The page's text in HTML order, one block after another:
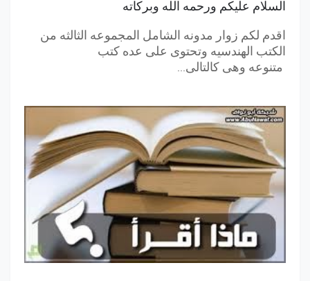
السلام عليكم ورحمه الله وبركاته
اقدم لكم زوار مدونه الشامل المجموعه الثالثه من
الكتب الهندسيه وتحتوى على عده كتب
متنوعه وهى كالتالى...